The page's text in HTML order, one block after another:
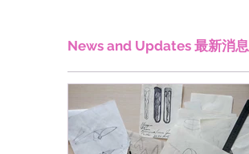
News and Updates 最新消息